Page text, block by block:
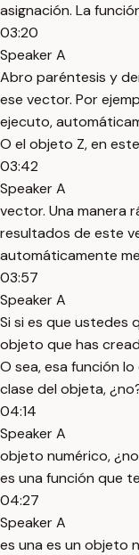
asignación. La
03:20
Speaker A
Abro paréntesis y
ese vector. Por
ejecuto,
O el objeto Z, en
03:42
Speaker A
vector. Una manera
resultados de este
automáticamente
03:57
Speaker A
Si si es que ustedes
objeto que has
O sea, esa función
clase del objeta,
04:14
Speaker A
objeto numérico,
es una función que
04:27
Speaker A
es una es un objeto